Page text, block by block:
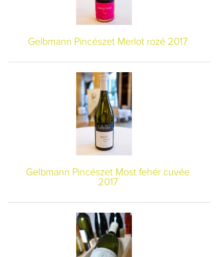
Gelbmann Pincészet Merlot rozé 2017
Gelbmann Pincészet Most fehér cuvée
2017